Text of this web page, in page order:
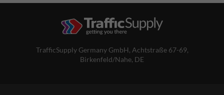
TrafficSupply Germany GmbH, Achtstraße 67-69,
Birkenfeld/Nahe, DE